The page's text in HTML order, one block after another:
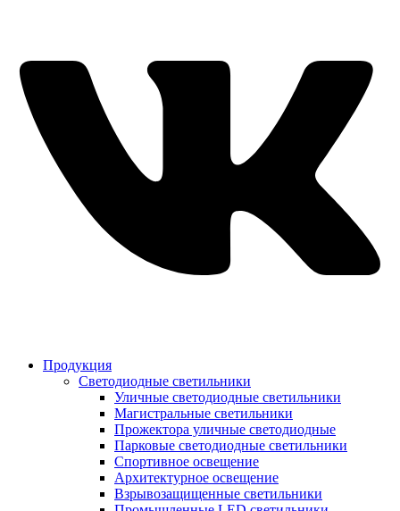
Продукция
Светодиодные светильники
Уличные светодиодные светильники
Магистральные светильники
Прожектора уличные светодиодные
Парковые светодиодные светильники
Спортивное освещение
Архитектурное освещение
Взрывозащищенные светильники